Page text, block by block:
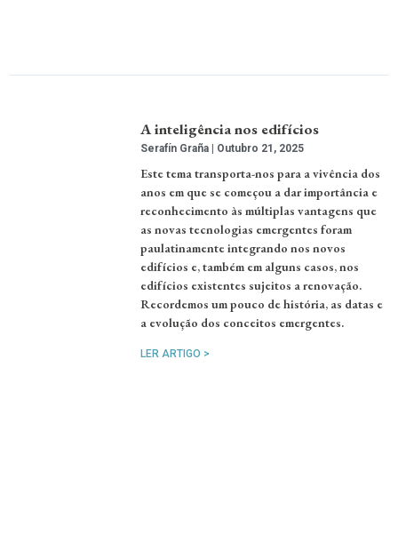
A inteligência nos edifícios
Serafín Graña Outubro 21, 2025
Este tema transporta-nos para a vivência dos
anos em que se começou a dar importância e
reconhecimento às múltiplas vantagens que
as novas tecnologias emergentes foram
paulatinamente integrando nos novos
edifícios e, também em alguns casos, nos
edifícios existentes sujeitos a renovação.
Recordemos um pouco de história, as datas e
a evolução dos conceitos emergentes.
LER ARTIGO >